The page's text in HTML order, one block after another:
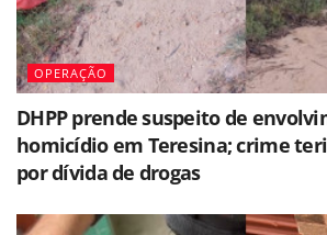
OPERAÇÃO
DHPP prende suspeito de
homicídio em Teresina; crime
por dívida de drogas